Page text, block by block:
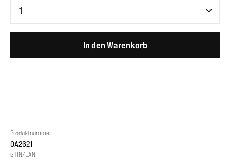
In den Warenkorb
Produktnummer:
OA2621
GTIN/EAN: